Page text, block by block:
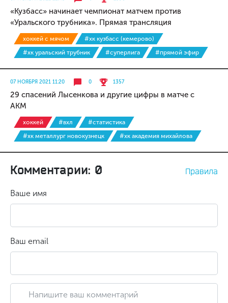
«Кузбасс» начинает чемпионат матчем против
«Уральского трубника». Прямая трансляция
хоккей с мячом
#хк кузбасс (кемерово)
#хк уральский трубник
#суперлига #прямой эфир
07 НОЯБРЯ 2021 11:20 0 1357
29 спасений Лысенкова и другие цифры в матче с
АКМ
хоккей #вхл
#статистика
#хк металлург новокузнецк
#хк академия михайлова
Комментарии: 0 Правила
Ваше имя
Ваш email